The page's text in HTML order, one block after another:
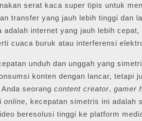
serat kaca super tipis untuk
transfer yang jauh lebih tinggi dan
internet yang jauh lebih
cuaca buruk atau interferensi
unduh dan unggah yang
konten dengan lancar, tetapi
seorang content creator, gamer
online, kecepatan simetris ini adalah
beresolusi tinggi ke platform